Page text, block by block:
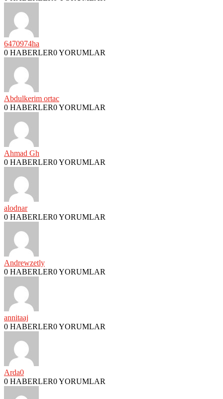
6470974ha
0 HABERLER0 YORUMLAR
Abdulkerim ortac
0 HABERLER0 YORUMLAR
Ahmad Gh
0 HABERLER0 YORUMLAR
alodnar
0 HABERLER0 YORUMLAR
Andrewzetly
0 HABERLER0 YORUMLAR
annitaaj
0 HABERLER0 YORUMLAR
Arda0
0 HABERLER0 YORUMLAR